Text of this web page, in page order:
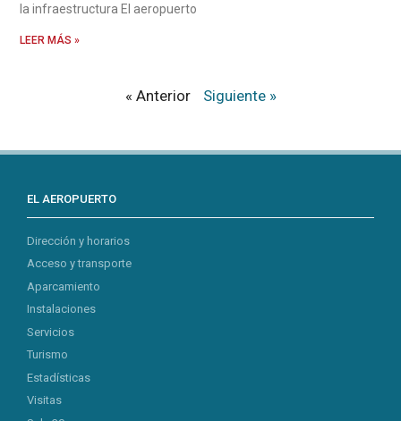
la infraestructura El aeropuerto
LEER MÁS »
« Anterior Siguiente »
EL AEROPUERTO
Dirección y horarios
Acceso y transporte
Aparcamiento
Instalaciones
Servicios
Turismo
Estadísticas
Visitas